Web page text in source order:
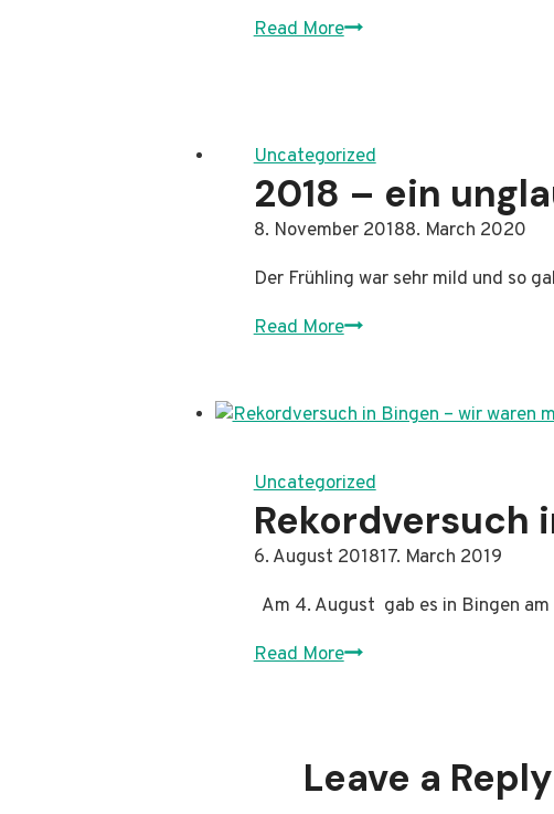
Read MoreRiesling
Essen
Uncategorized
2018 – ein
By Administrator
8. November 20188. March 2020
Der Frühling war sehr mild und so
Read More2018
unglaublicher
Uncategorized
Rekordversuch
ByAdministrator
6. August 201817. March 2019
Am 4. August gab es in Bingen
Read MoreRekordversuch
wir
Leave a Reply